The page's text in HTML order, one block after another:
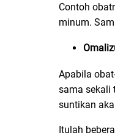
Contoh
minum.
Apabila
sama sekali
suntikan
Itulah